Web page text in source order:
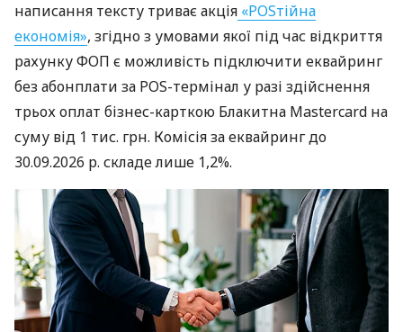
написання тексту триває акція «POSтійна
економія», згідно з умовами якої під час відкриття
рахунку ФОП є можливість підключити еквайринг
без абонплати за POS-термінал у разі здійснення
трьох оплат бізнес-карткою Блакитна Mastercard на
суму від 1 тис. грн. Комісія за еквайринг до
30.09.2026 р. складе лише 1,2%.